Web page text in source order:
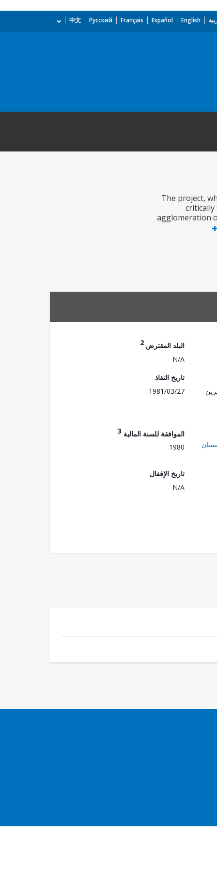
English
Español
Français
Русский
中文
The project,
agglomeration
البلد المقترض 2
N/A
تاريخ النفاذ
1981/03/27
الموافقة للسنة المالية 3
1980
تاريخ الإقفال
N/A